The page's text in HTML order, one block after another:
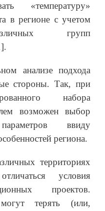
«температуру»
в регионе с учетом
групп
анализе подхода
стороны. Так, при
набора
возможен выбор
ввиду
региона.
территориях
условия
проектов.
терять (или,